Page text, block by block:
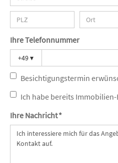
Ihre Telefonnummer
+49▾
Besichtigungstermin
Ich habe bereits
Ihre Nachricht *